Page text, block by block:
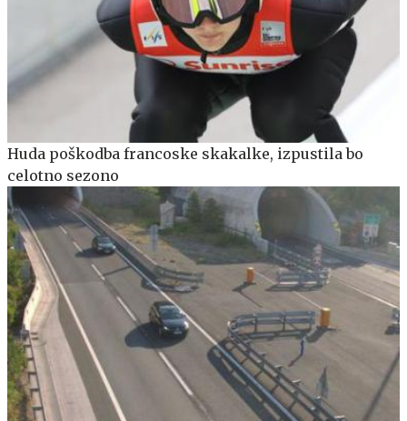
Huda poškodba francoske skakalke, izpustila bo
celotno sezono